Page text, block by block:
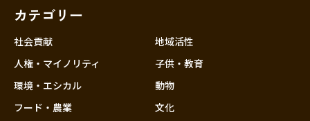
近畿
カテゴリー
社会貢献
人権・マイノリティ
環境・エシカル
フード・農業
地域活性
子供・教育
動物
文化